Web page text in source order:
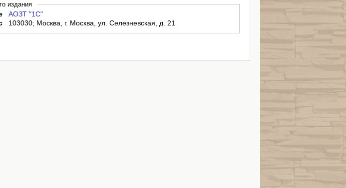
издания
АОЗТ "1С"
103030; Москва, г. Москва, ул. Селезневская, д. 21